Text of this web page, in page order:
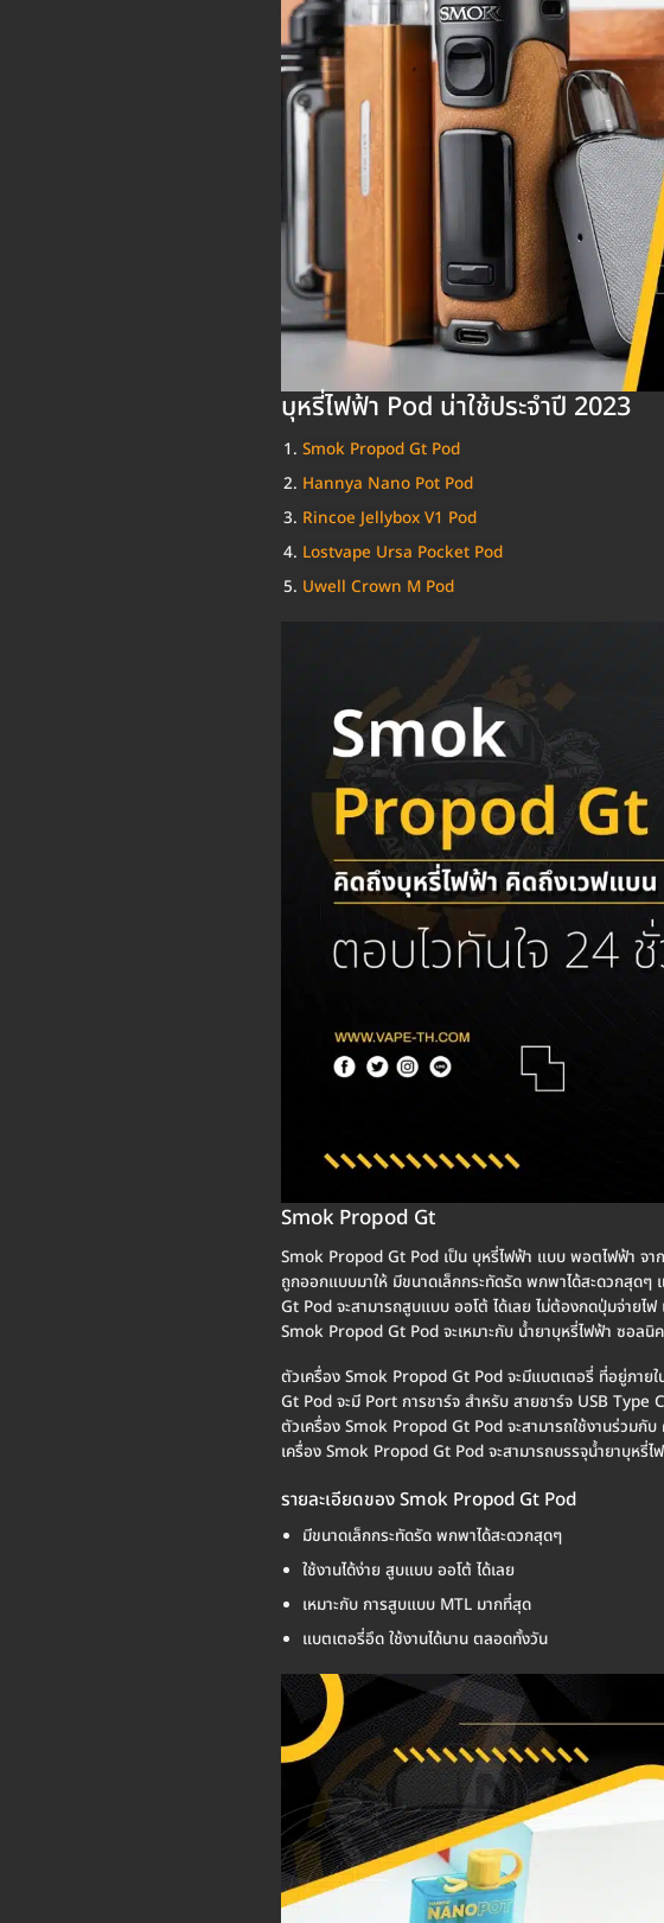
บุหรี่ไฟฟ้า Pod น่าใช้ประจำปี 2023
Smok Propod Gt Pod
Hannya Nano Pot Pod
Rincoe Jellybox V1 Pod
Lostvape Ursa Pocket Pod
Uwell Crown M Pod
Smok Propod Gt
Smok Propod Gt Pod เป็น บุหรี่ไฟฟ้า แบบ พอตไฟฟ้า จ
ถูกออกแบบมาให้ มีขนาดเล็กกระทัดรัด พกพาได้สะดวกสุดๆ
Gt Pod จะสามารถสูบแบบ ออโต้ ได้เลย ไม่ต้องกดปุ่มจ่ายไ
Smok Propod Gt Pod จะเหมาะกับ น้ำยาบุหรี่ไฟฟ้า ซอล
ตัวเครื่อง Smok Propod Gt Pod จะมีแบตเตอรี่ ที่อยู่ภาย
Gt Pod จะมี Port การชาร์จ สำหรับ สายชาร์จ USB Type
ตัวเครื่อง Smok Propod Gt Pod จะสามารถใช้งานร่วม
เครื่อง Smok Propod Gt Pod จะสามารถบรรจุน้ำยาบุหรี่
รายละเอียดของ Smok Propod Gt Pod
มีขนาดเล็กกระทัดรัด พกพาได้สะดวกสุดๆ
ใช้งานได้ง่าย สูบแบบ ออโต้ ได้เลย
เหมาะกับ การสูบแบบ MTL มากที่สุด
แบตเตอรี่อึด ใช้งานได้นาน ตลอดทั้งวัน